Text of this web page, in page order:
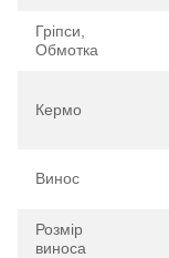
Гріпси,
Обмотка
Кермо
Винос
Розмір
виноса